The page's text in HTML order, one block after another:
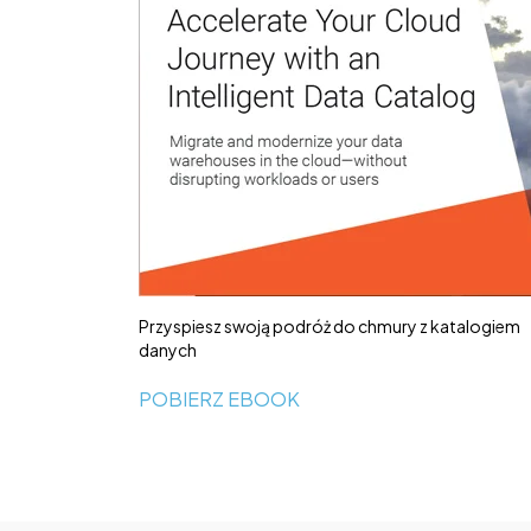
Przyspiesz swoją podróż do chmury z katalogiem
danych
POBIERZ EBOOK